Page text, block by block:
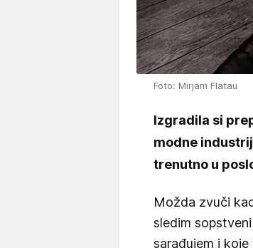
Foto: Mirjam Flatau
Izgradila si
modne
trenutno u
Možda zvuči
sledim
sarađujem i